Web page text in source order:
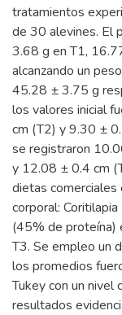
tratamientos
de 30 alevines. El
3.68 g en T1,
alcanzando un
45.28 ± 3.75 g
los valores inicial
cm (T2) y 9.30 ±
se registraron
y 12.08 ± 0.4 cm
dietas
corporal:
(45% de proteína)
T3. Se empleo un
los promedios
Tukey con un
resultados